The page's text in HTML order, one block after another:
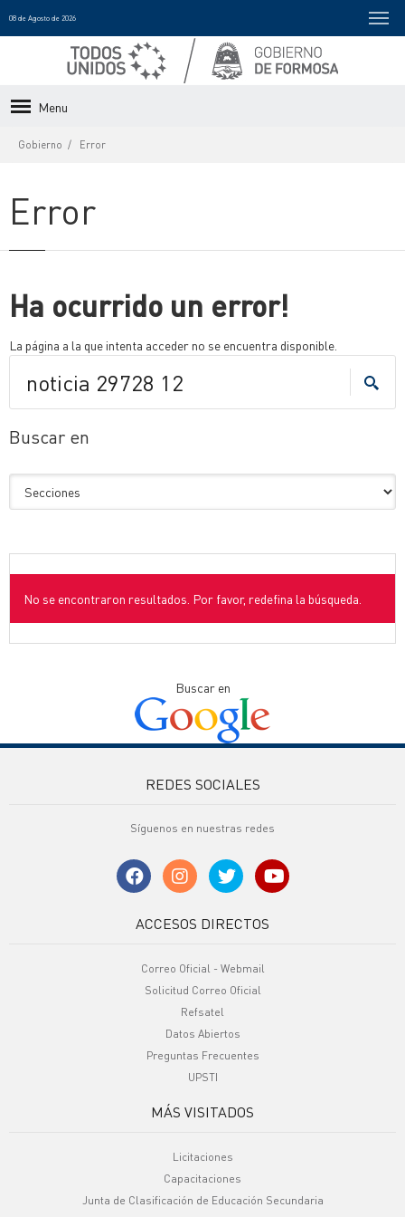
08 de Agosto de 2026
Menu
Gobierno Error
Error
Ha ocurrido un error!
La página a la que intenta acceder no se encuentra disponible.
Buscar en
No se encontraron resultados. Por favor, redefina la búsqueda.
Buscar en
REDES SOCIALES
Síguenos en nuestras redes
ACCESOS DIRECTOS
Correo Oficial - Webmail
Solicitud Correo Oficial
Refsatel
Datos Abiertos
Preguntas Frecuentes
UPSTI
MÁS VISITADOS
Licitaciones
Capacitaciones
Junta de Clasificación de Educación Secundaria